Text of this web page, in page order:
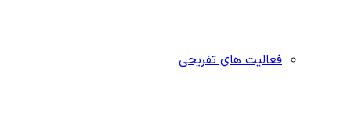
فعالیت های تفریحی